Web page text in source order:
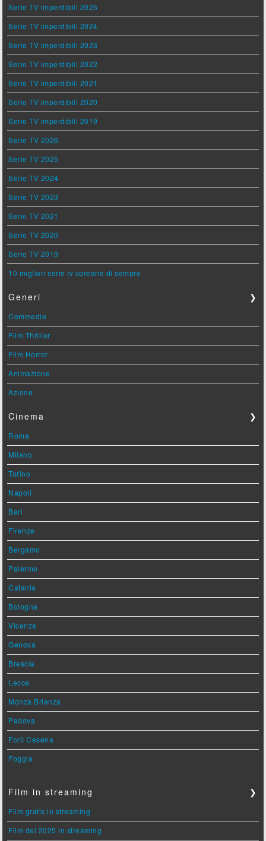
Serie TV imperdibili 2025
Serie TV imperdibili 2024
Serie TV imperdibili 2023
Serie TV imperdibili 2022
Serie TV imperdibili 2021
Serie TV imperdibili 2020
Serie TV imperdibili 2019
Serie TV 2026
Serie TV 2025
Serie TV 2024
Serie TV 2023
Serie TV 2021
Serie TV 2020
Serie TV 2019
10 migliori serie tv coreane di sempre
Generi ❯
Commedie
Film Thriller
Film Horror
Animazione
Azione
Cinema ❯
Roma
Milano
Torino
Napoli
Bari
Firenze
Bergamo
Palermo
Catania
Bologna
Vicenza
Genova
Brescia
Lecce
Monza Brianza
Padova
Forlì Cesena
Foggia
Film in streaming ❯
Film gratis in streaming
Film del 2025 in streaming